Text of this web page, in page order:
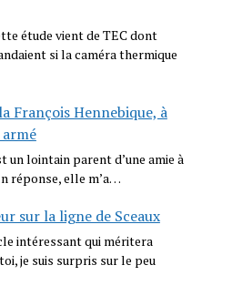
étude vient de TEC dont
si la caméra thermique
François Hennebique, à
un lointain parent d’une amie à
réponse, elle m’a…
sur la ligne de Sceaux
intéressant qui méritera
je suis surpris sur le peu